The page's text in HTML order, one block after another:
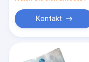
Kontakt